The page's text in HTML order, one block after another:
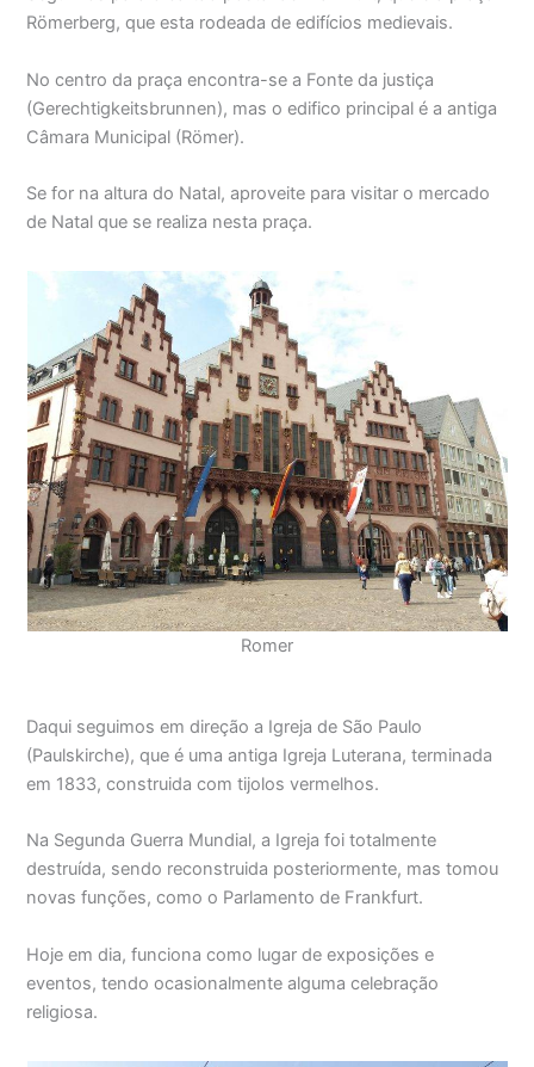
Römerberg, que esta rodeada de edifícios medievais.
No centro da praça encontra-se a Fonte da justiça
(Gerechtigkeitsbrunnen), mas o edifico principal é a antiga
Câmara Municipal (Römer).
Se for na altura do Natal, aproveite para visitar o mercado
de Natal que se realiza nesta praça.
Romer
Daqui seguimos em direção a Igreja de São Paulo
(Paulskirche), que é uma antiga Igreja Luterana, terminada
em 1833, construida com tijolos vermelhos.
Na Segunda Guerra Mundial, a Igreja foi totalmente
destruída, sendo reconstruida posteriormente, mas tomou
novas funções, como o Parlamento de Frankfurt.
Hoje em dia, funciona como lugar de exposições e
eventos, tendo ocasionalmente alguma celebração
religiosa.